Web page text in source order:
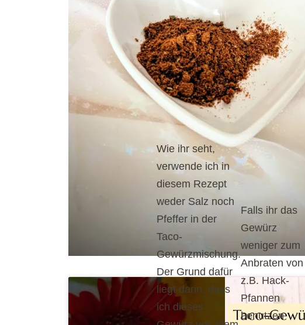
Wie ihr seht,
verwende ich in
diesem Rezept
weder Salz noch
Pfeffer in der
Taco-
Gewürzmischung.
Der Grund dafür
liegt darin, dass
ich dieses
Falls ihr das
Gewürz
weniger zum
Anbraten von
z.B. Hack-
Pfannen
benutzen